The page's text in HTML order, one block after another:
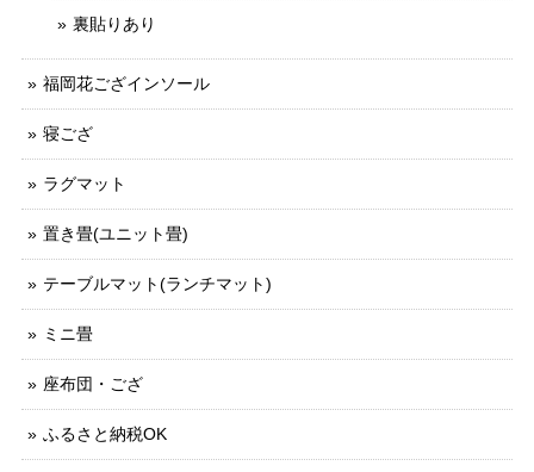
裏貼りあり
福岡花ござインソール
寝ござ
ラグマット
置き畳(ユニット畳)
テーブルマット(ランチマット)
ミニ畳
座布団・ござ
ふるさと納税OK